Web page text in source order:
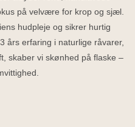
på velvære for krop og sjæl.
hudpleje og sikrer hurtig
års erfaring i naturlige råvarer,
skaber vi skønhed på flaske –